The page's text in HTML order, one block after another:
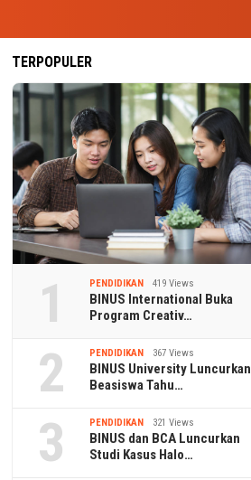
TERPOPULER
1 PENDIDIKAN 419 Views
BINUS International Buka
Program Creativ…
2 PENDIDIKAN 367 Views
BINUS University Luncurkan
Beasiswa Tahu…
3 PENDIDIKAN 321 Views
BINUS dan BCA Luncurkan
Studi Kasus Halo…